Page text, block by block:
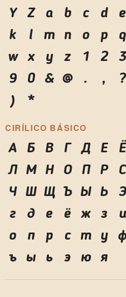
Y
Z a b c d e
k
l m n o p q
w
x y z 1 2 3
9
0 & @ . , ?
)
*
CIRÍLICO BÁSICO
А Б В Г Д Е Ё
Л
М Н О П Р С
Ч
Ш Щ Ъ Ы Ь Э
г
д е ё ж з и
о
п р с т у
ъ
ы ь э ю я